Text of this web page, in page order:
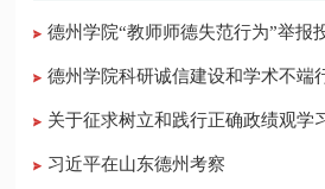
德州学院“教师师德失范行为”举报
德州学院科研诚信建设和学术不端行为举报投诉电
习近平在山东德州考察